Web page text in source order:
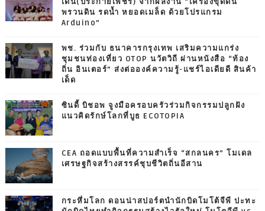
พรวนดิน รดน้ำ หยอดเมล็ด ด้วยโปรแกรม
Arduino”
พช. ร่วมกับ ธนาคารกรุงเทพ เสริมความแกร่ง
ชุมชนท่องเที่ยว OTOP นวัตวิถี ผ่านหนังสือ “ท้อง
ถิ่น อินเตอร์” ส่งต่อองค์ความรู้-แชร์ไอเดียดี สินค้า
เด็ด
ซินดี้ บิชอพ จูงมือครอบครัวร่วมกิจกรรมปลูกฝัง
แนวคิดรักษ์โลกที่บูธ ECOTOPIA
CEA ถอดแบบพื้นที่ความสำเร็จ “สกลนคร” โมเดล
เศรษฐกิจสร้างสรรค์ชุบชีวิตถิ่นอีสาน
กระหึ่มโลก ดอนน่าสปอร์ตนำนักบิดโมโต้จีพี ปะทะ